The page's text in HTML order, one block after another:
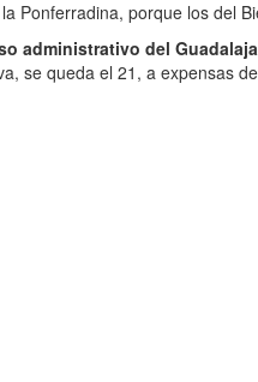
Ponferradina, porque los del
administrativo del
se queda el 21, a expensas